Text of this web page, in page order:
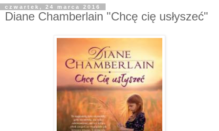
czwartek, 24 marca 2016
Diane Chamberlain "Chcę cię usłyszeć"